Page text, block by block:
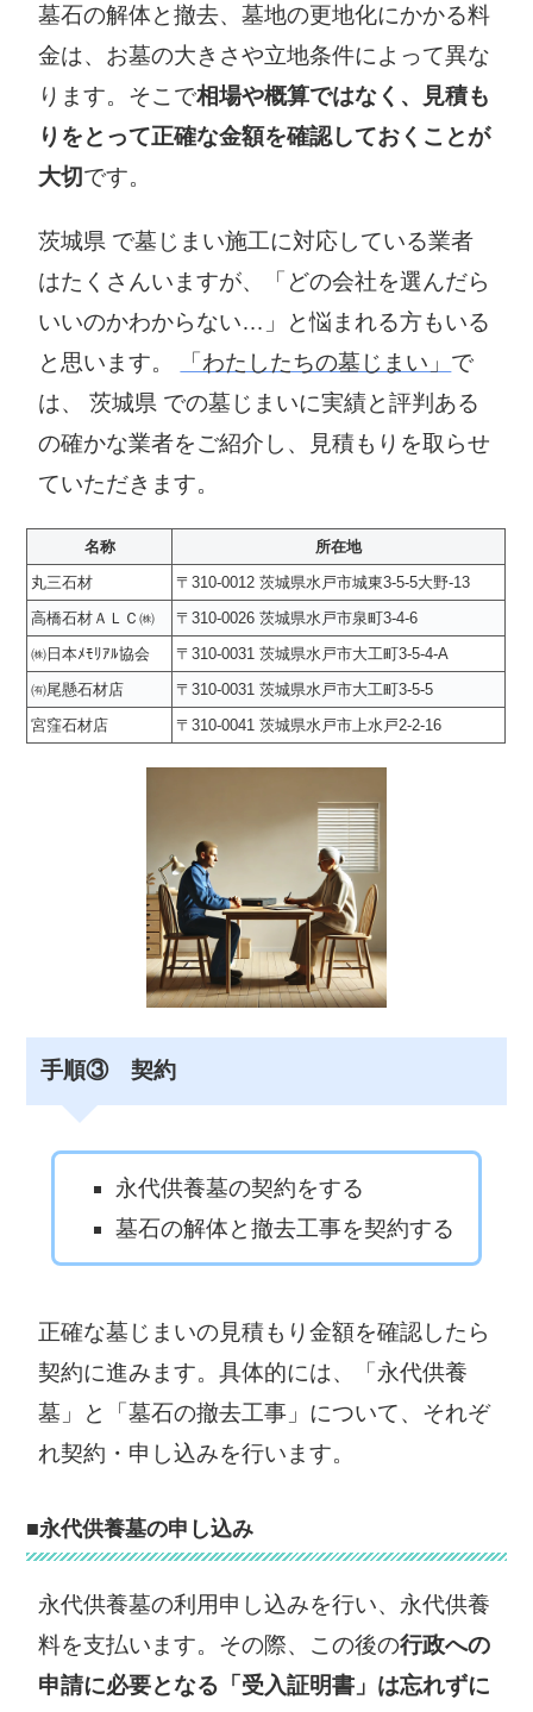
墓石の解体と撤去、墓地の更地化にかかる料
金は、お墓の大きさや立地条件によって異な
ります。そこで相場や概算ではなく、見積も
りをとって正確な金額を確認しておくことが
大切です。
茨城県 で墓じまい施工に対応している業者
はたくさんいますが、「どの会社を選んだら
いいのかわからない…」と悩まれる方もいる
と思います。
「わたしたちの墓じまい」 で
は、 茨城県 での墓じまいに実績と評判ある
の確かな業者をご紹介し、見積もりを取らせ
ていただきます。
名称
所在地
丸三石材
〒310-0012 茨城県水戸市城東3-5-5大野-13
高橋石材ＡＬＣ㈱
〒310-0026 茨城県水戸市泉町3-4-6
㈱日本ﾒﾓﾘｱﾙ協会
〒310-0031 茨城県水戸市大工町3-5-4-A
㈲尾懸石材店
〒310-0031 茨城県水戸市大工町3-5-5
宮窪石材店
〒310-0041 茨城県水戸市上水戸2-2-16
手順③ 契約
永代供養墓の契約をする
墓石の解体と撤去工事を契約する
正確な墓じまいの見積もり金額を確認したら
契約に進みます。具体的には、「永代供養
墓」と「墓石の撤去工事」について、それぞ
れ契約・申し込みを行います。
■永代供養墓の申し込み
永代供養墓の利用申し込みを行い、永代供養
料を支払います。その際、この後の行政への
申請に必要となる「受入証明書」は忘れずに